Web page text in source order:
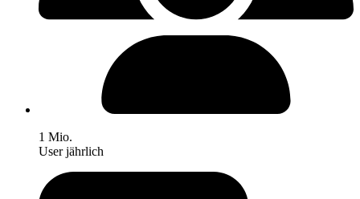
1 Mio.
User jährlich